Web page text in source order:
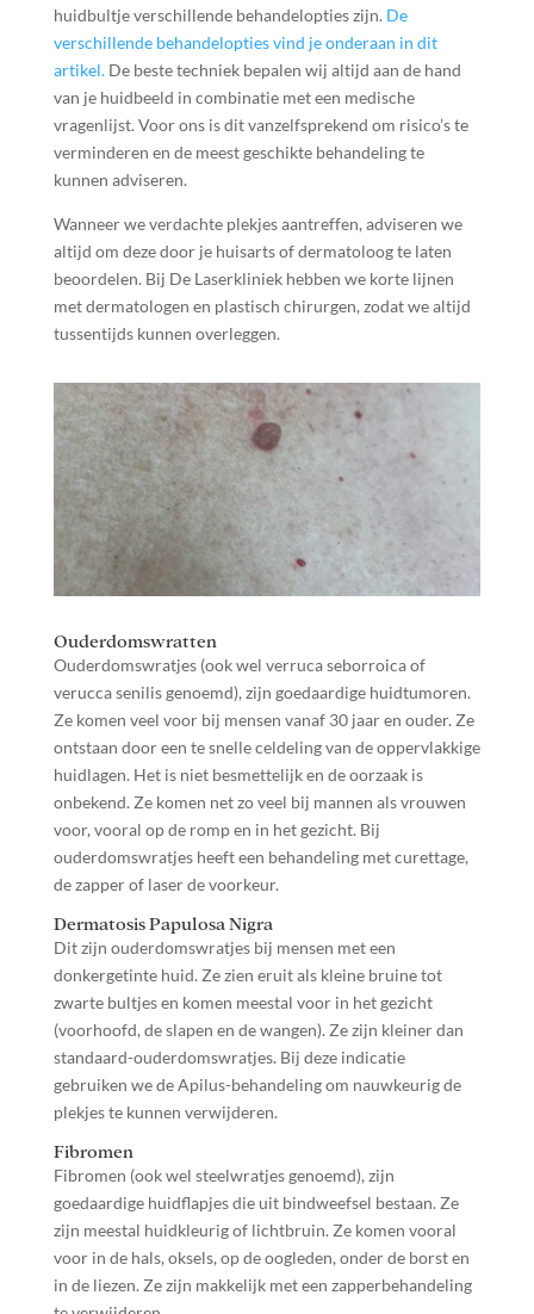
huidbultje verschillende behandelopties zijn. De
verschillende behandelopties vind je onderaan in dit
artikel.De beste techniek bepalen wij altijd aan de hand
van je huidbeeld in combinatie met een medische
vragenlijst. Voor ons is dit vanzelfsprekend om risico’s te
verminderen en de meest geschikte behandeling te
kunnen adviseren.
Wanneer we verdachte plekjes aantreffen, adviseren we
altijd om deze door je huisarts of dermatoloog te laten
beoordelen. Bij De Laserkliniek hebben we korte lijnen
met dermatologen en plastisch chirurgen, zodat we altijd
tussentijds kunnen overleggen.
Ouderdomswratten
Ouderdomswratjes (ook wel verruca seborroica of
verucca senilis genoemd), zijn goedaardige huidtumoren.
Ze komen veel voor bij mensen vanaf 30 jaar en ouder. Ze
ontstaan door een te snelle celdeling van de oppervlakkige
huidlagen. Het is niet besmettelijk en de oorzaak is
onbekend. Ze komen net zo veel bij mannen als vrouwen
voor, vooral op de romp en in het gezicht. Bij
ouderdomswratjes heeft een behandeling met curettage,
de zapper of laser de voorkeur.
Dermatosis Papulosa Nigra
Dit zijn ouderdomswratjes bij mensen met een
donkergetinte huid. Ze zien eruit als kleine bruine tot
zwarte bultjes en komen meestal voor in het gezicht
(voorhoofd, de slapen en de wangen). Ze zijn kleiner dan
standaard-ouderdomswratjes. Bij deze indicatie
gebruiken we de Apilus-behandeling om nauwkeurig de
plekjes te kunnen verwijderen.
Fibromen
Fibromen (ook wel steelwratjes genoemd), zijn
goedaardige huidflapjes die uit bindweefsel bestaan. Ze
zijn meestal huidkleurig of lichtbruin. Ze komen vooral
voor in de hals, oksels, op de oogleden, onder de borst en
in de liezen. Ze zijn makkelijk met een zapperbehandeling